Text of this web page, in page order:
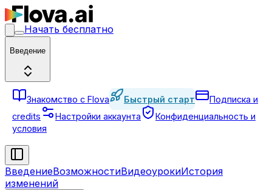
Начать бесплатно
Введение
Знакомство с Flova Быстрый старт
Подписка и
credits
Настройки аккаунта
Конфиденциальность и
условия
ВведениеВозможностиВидеоурокиИстория
изменений